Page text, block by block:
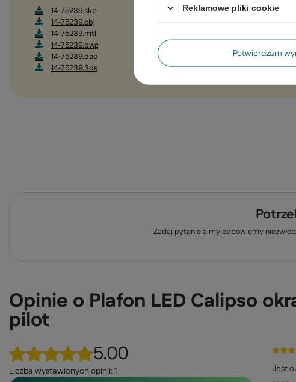
14-75239.skp
14-75239.obj
14-75239.mtl
14-75239.dwg
14-75239.dae
14-75239.3ds
Zadaj pytanie a my odpowiemy
Opinie o Plafon LED Calipso
pilot
5.00
Liczba wystawionych opinii: 1
Jest
Reklamowe pliki cookie
Potwierdzam